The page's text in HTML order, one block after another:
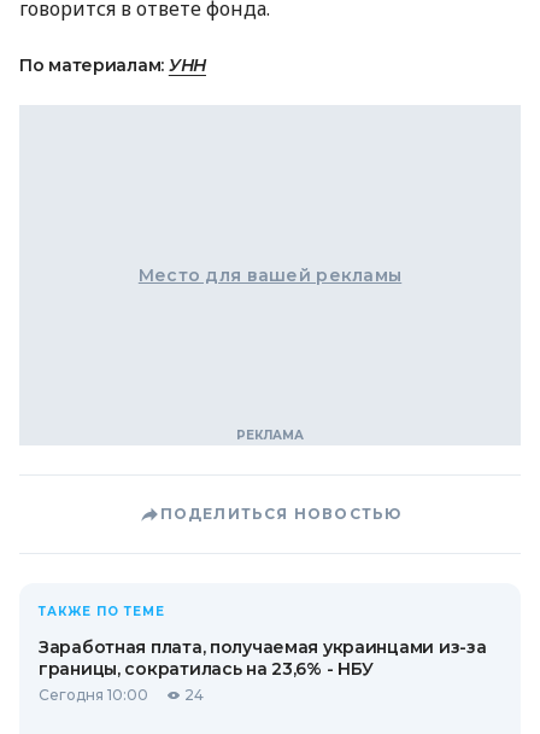
говорится в ответе фонда.
По материалам: УНН
Место для вашей рекламы
ПОДЕЛИТЬСЯ НОВОСТЬЮ
ТАКЖЕ ПО ТЕМЕ
Заработная плата, получаемая украинцами из-за
границы, сократилась на 23,6% - НБУ
Сегодня 10:00 24